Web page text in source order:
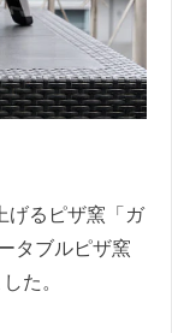
げるピザ窯「ガ
タブルピザ窯
た。